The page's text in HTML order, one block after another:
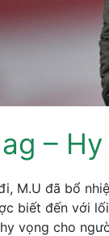
–
M.U đã bổ
biết đến với
vọng cho